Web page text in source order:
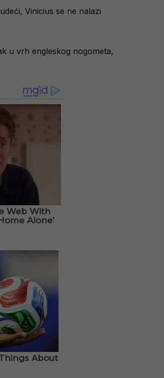
Vinicius se ne nalazi
u vrh engleskog nogometa,